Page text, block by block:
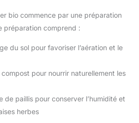
bio commence par une préparation
préparation comprend :
du sol pour favoriser l’aération et le
compost pour nourrir naturellement les
de paillis pour conserver l’humidité et
herbes